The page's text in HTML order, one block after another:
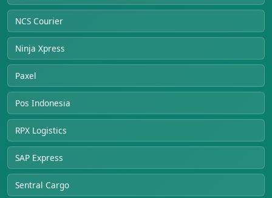
NCS Courier
Ninja Xpress
Paxel
Pos Indonesia
RPX Logistics
SAP Express
Sentral Cargo